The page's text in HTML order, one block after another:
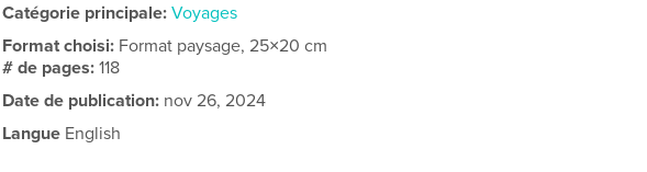
Catégorie principale: Voyages
Format choisi: Format paysage, 25×20 cm
# de pages:118
Date de publication: nov 26, 2024
Langue English